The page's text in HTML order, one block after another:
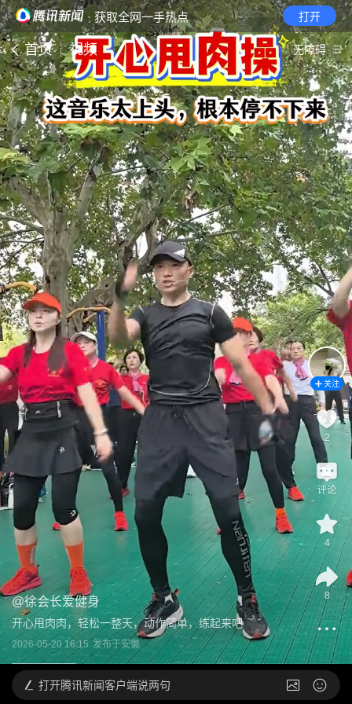
· 获取全网一手热点 打开
首页 视频 无障碍
@徐会长爱健身
开心甩肉肉，轻松一整天，动作简单，练起来吧
2026-05-20 16:15 发布于安徽
关注
2
评论
4
8
打开腾讯新闻客户端说两句